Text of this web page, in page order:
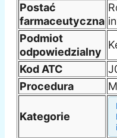
Postać
farmaceutyczna
Podmiot
odpowiedzialny
Kod ATC
Procedura
Kategorie